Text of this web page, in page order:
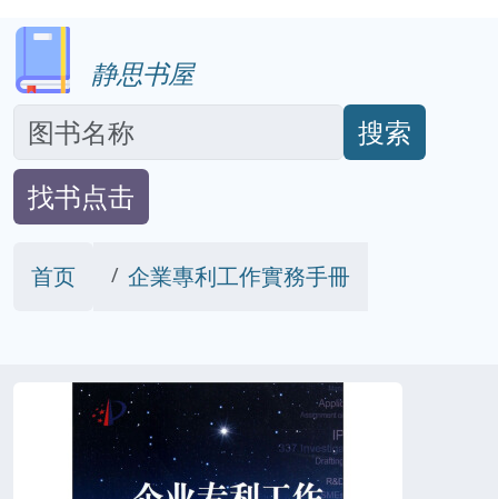
静思书屋
搜索
找书点击
首页 企業專利工作實務手冊